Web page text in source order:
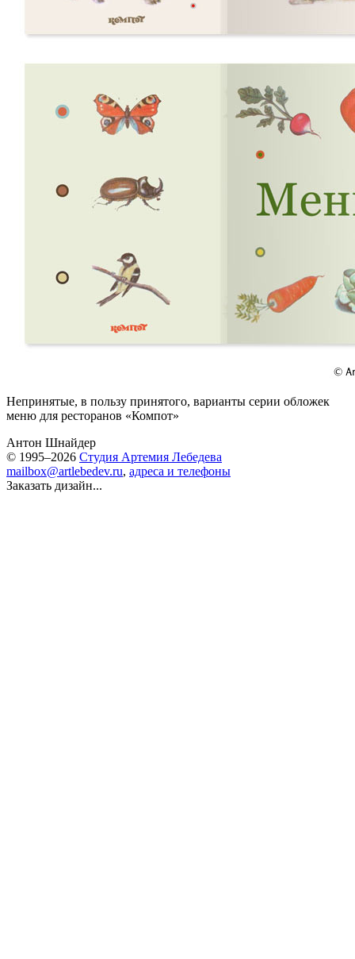
Непринятые, в пользу принятого, варианты серии обложек
меню для ресторанов «Компот»
Антон Шнайдер
© 1995–2026 Студия Артемия Лебедева
mailbox@artlebedev.ru, адреса и телефоны
Заказать дизайн...